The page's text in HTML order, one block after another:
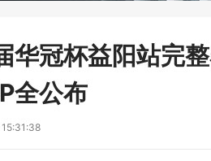
华冠杯益阳站完
全公布